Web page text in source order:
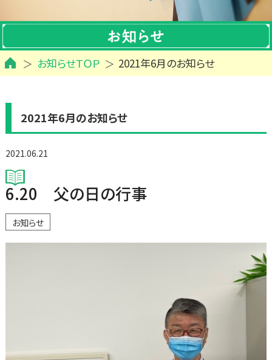
お知らせＴＯＰ 2021年6月のお知らせ
2021年6月のお知らせ
2021.06.21
6.20 父の日の行事
お知らせ